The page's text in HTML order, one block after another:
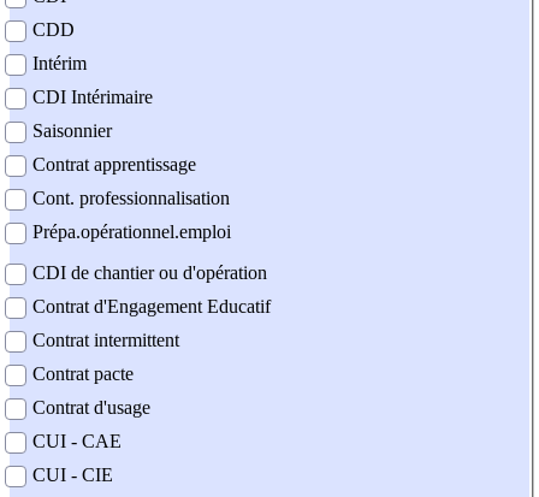
CDD
Intérim
CDI Intérimaire
Saisonnier
Contrat apprentissage
Cont. professionnalisation
Prépa.opérationnel.emploi
CDI de chantier ou d'opération
Contrat d'Engagement Educatif
Contrat intermittent
Contrat pacte
Contrat d'usage
CUI - CAE
CUI - CIE